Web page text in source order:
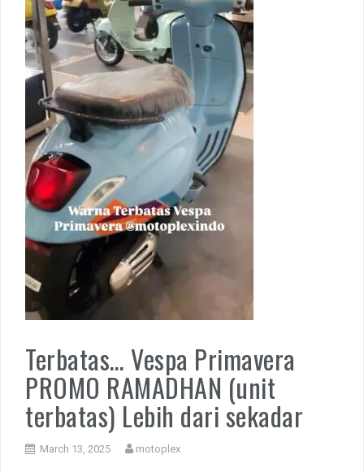
Terbatas… Vespa Primavera
PROMO RAMADHAN (unit
terbatas) Lebih dari sekadar
March 13, 2025 motoplex